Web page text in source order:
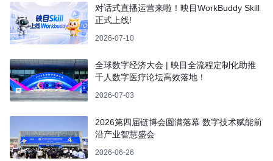
对话式直播运营来啦！映目WorkBuddy Skill
正式上线!
2026-07-10
全球数字经济大会 | 映目全流程定制化助推
千人数字医疗论坛高效落地！
2026-07-03
2026第四届链博会圆满落幕 数字技术赋能前
沿产业智慧盛会
2026-06-26